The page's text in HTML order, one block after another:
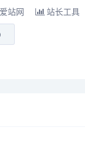
爱站网 站长工具